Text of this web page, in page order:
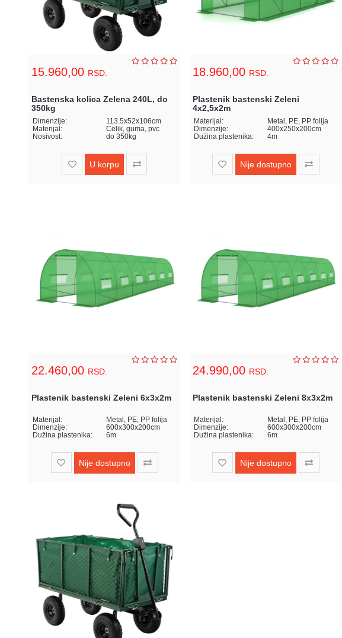
15.960,00 RSD.
Bastenska kolica Zelena 240L, do
350kg
Dimenzije:
113.5x52x106cm
Materijal:
Čelik, guma, pvc
Nosivost:
do 350kg
U korpu
18.960,00 RSD.
Plastenik bastenski Zeleni
4x2,5x2m
Materijal:
Metal, PE, PP folija
Dimenzije:
400x250x200cm
Dužina plastenika:
4m
Nije dostupno
22.460,00 RSD.
Plastenik bastenski Zeleni 6x3x2m
Materijal:
Metal, PE, PP folija
Dimenzije:
600x300x200cm
Dužina plastenika:
6m
Nije dostupno
24.990,00 RSD.
Plastenik bastenski Zeleni 8x3x2m
Materijal:
Metal, PE, PP folija
Dimenzije:
600x300x200cm
Dužina plastenika:
6m
Nije dostupno